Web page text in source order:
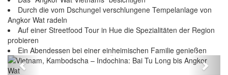
Durch die vom Dschungel verschlungene Tempelanlage von
Angkor Wat radeln
Auf einer Streetfood Tour in Hue die Spezialitäten der Region
probieren
Ein Abendessen bei einer einheimischen Familie genießen
Vietnam, Kambodscha – Indochina: Bai Tu Long
bis Angkor Wat
Previous Next